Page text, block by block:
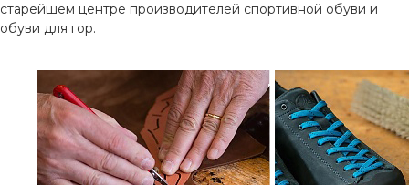
старейшем центре производителей спортивной обуви и
обуви для гор.